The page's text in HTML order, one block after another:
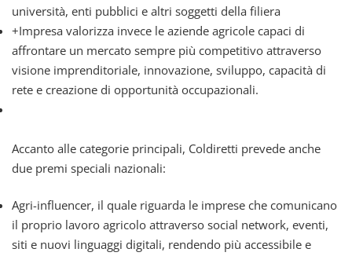
università, enti pubblici e altri soggetti della filiera
+Impresa valorizza invece le aziende agricole capaci di
affrontare un mercato sempre più competitivo attraverso
visione imprenditoriale, innovazione, sviluppo, capacità di
rete e creazione di opportunità occupazionali.
Accanto alle categorie principali, Coldiretti prevede anche
due premi speciali nazionali:
Agri-influencer, il quale riguarda le imprese che comunicano
il proprio lavoro agricolo attraverso social network, eventi,
siti e nuovi linguaggi digitali, rendendo più accessibile e